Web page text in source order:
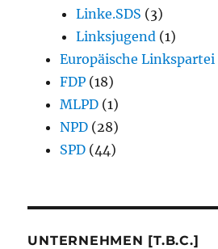
Linke.SDS (3)
Linksjugend (1)
Europäische Linkspartei
FDP (18)
MLPD (1)
NPD (28)
SPD (44)
UNTERNEHMEN [T.B.C.]